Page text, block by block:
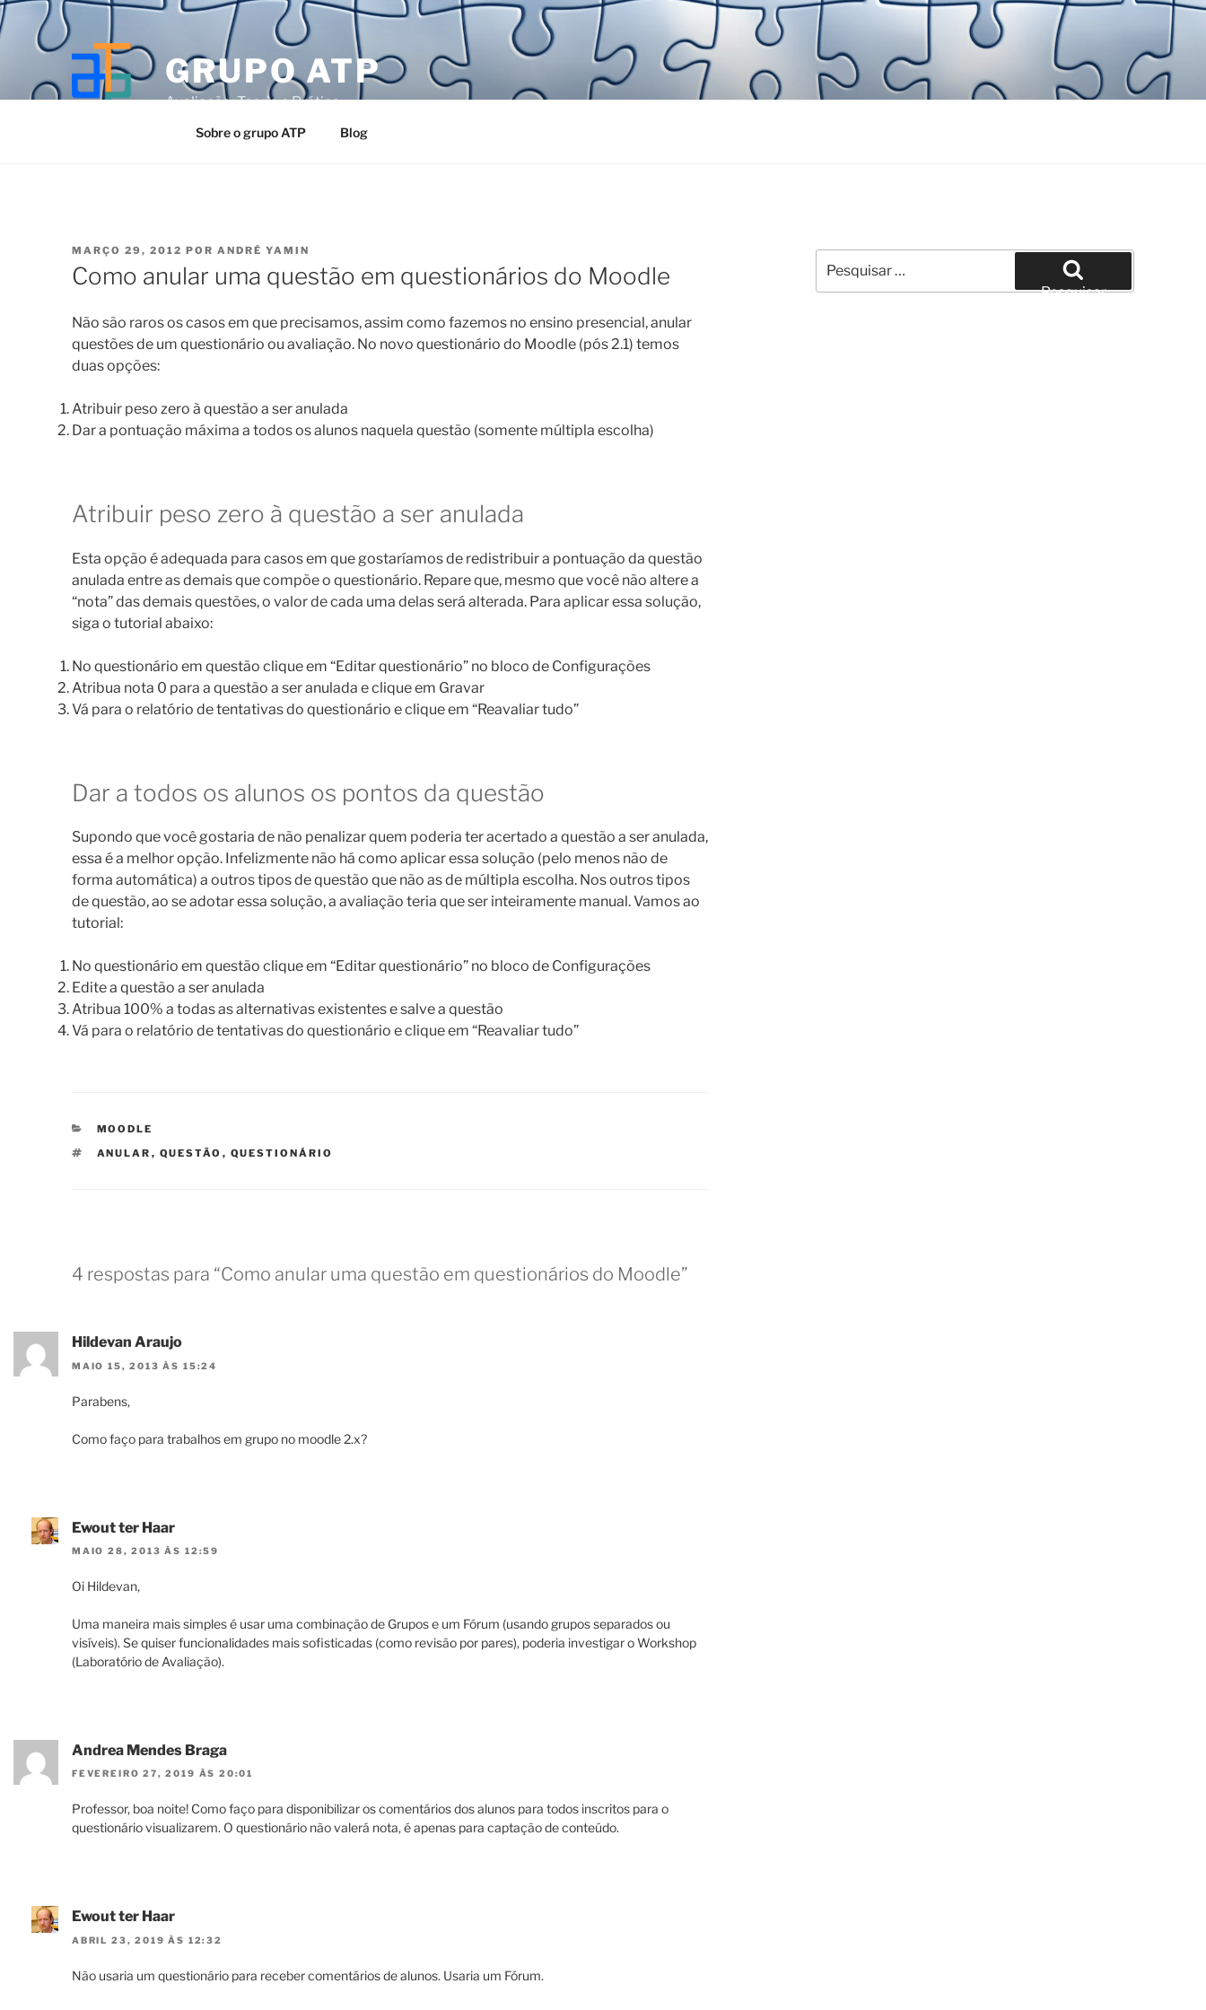
Pular
para
GRUPO ATP
Avaliação: Teoria e Prática
Sobre o grupo ATP Blog
PUBLICADO
EM
MARÇO 29, 2012 POR ANDRÉ YAMIN
Como anular uma questão em questionários do Moodle
Não são raros os casos em que precisamos, assim como fazemos no ensino presencial, anular
questões de um questionário ou avaliação. No novo questionário do Moodle (pós 2.1) temos
duas opções:
Atribuir peso zero à questão a ser anulada
Dar a pontuação máxima a todos os alunos naquela questão (somente múltipla escolha)
Atribuir peso zero à questão a ser anulada
Esta opção é adequada para casos em que gostaríamos de redistribuir a pontuação da questão
anulada entre as demais que compõe o questionário. Repare que, mesmo que você não altere a
“nota” das demais questões, o valor de cada uma delas será alterada. Para aplicar essa solução,
siga o tutorial abaixo:
No questionário em questão clique em “Editar questionário” no bloco de Configurações
Atribua nota 0 para a questão a ser anulada e clique em Gravar
Vá para o relatório de tentativas do questionário e clique em “Reavaliar tudo”
Dar a todos os alunos os pontos da questão
Supondo que você gostaria de não penalizar quem poderia ter acertado a questão a ser anulada,
essa é a melhor opção. Infelizmente não há como aplicar essa solução (pelo menos não de
forma automática) a outros tipos de questão que não as de múltipla escolha. Nos outros tipos
de questão, ao se adotar essa solução, a avaliação teria que ser inteiramente manual. Vamos ao
tutorial:
No questionário em questão clique em “Editar questionário” no bloco de Configurações
Edite a questão a ser anulada
Atribua 100% a todas as alternativas existentes e salve a questão
Vá para o relatório de tentativas do questionário e clique em “Reavaliar tudo”
CATEGORIAS
MOODLE
TAGS
ANULAR , QUESTÃO , QUESTIONÁRIO
4 respostas para “Como anular uma questão em questionários do Moodle”
Hildevan Araujo
MAIO 15, 2013 ÀS 15:24
Parabens,
Como faço para trabalhos em grupo no moodle 2.x?
Ewout ter Haar
MAIO 28, 2013 ÀS 12:59
Oi Hildevan,
Uma maneira mais simples é usar uma combinação de Grupos e um Fórum (usando grupos separados ou
visíveis). Se quiser funcionalidades mais sofisticadas (como revisão por pares), poderia investigar o Workshop
(Laboratório de Avaliação).
Andrea Mendes Braga
FEVEREIRO 27, 2019 ÀS 20:01
Professor, boa noite! Como faço para disponibilizar os comentários dos alunos para todos inscritos para o
questionário visualizarem. O questionário não valerá nota, é apenas para captação de conteúdo.
Ewout ter Haar
ABRIL 23, 2019 ÀS 12:32
Não usaria um questionário para receber comentários de alunos. Usaria um Fórum.
por:
Pesquisar